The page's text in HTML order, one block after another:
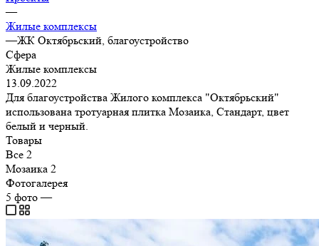
—
Жилые комплексы
—ЖК Октябрьский, благоустройство
Сфера
Жилые комплексы
13.09.2022
Для благоустройства Жилого комплекса "Октябрьский"
использована тротуарная плитка Мозаика, Стандарт, цвет
белый и черный.
Товары
Все 2
Мозаика 2
Фотогалерея
5 фото—